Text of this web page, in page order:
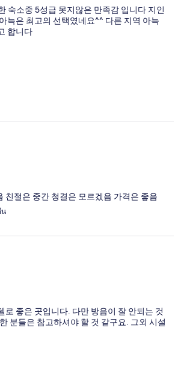
숙소중 5성급 못지않은 만족감 입니다 지인
늑은 최고의 선택였네요^^ 다른 지역 아늑
합니다
친절은 중간 청결은 모르겠음 가격은 좋음
น
로 좋은 곳입니다. 다만 방음이 잘 안되는 것
분들은 참고하셔야 할 것 같구요. 그외 시설